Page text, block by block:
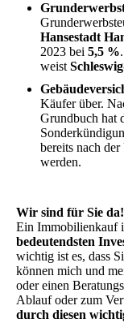
Hansestadt
2023 bei 5,5 %
weist
Käufer über.
Grundbuch hat
bereits nach
werden.
Wir sind für Sie da!
Ein Immobilienkauf
bedeutendsten
wichtig ist es, dass
können mich und
oder einen
Ablauf oder zum
durch diesen